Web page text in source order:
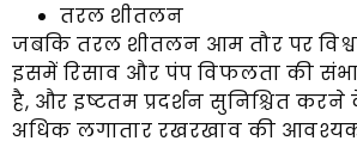
तरल शीतलन
जबकि तरल शीतलन आम तौर पर
इसमें रिसाव और पंप विफलता की
है, और इष्टतम प्रदर्शन सुनिश्चित
अधिक लगातार रखरखाव की